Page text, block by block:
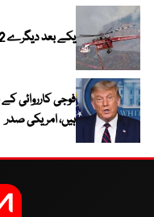
یکے بعد دیگرے 2 ہیلی کاپٹر گر کر تباہ؛ متعدد ہلاکتیں
فوجی کارروائی
ہیں، امریکی صدر